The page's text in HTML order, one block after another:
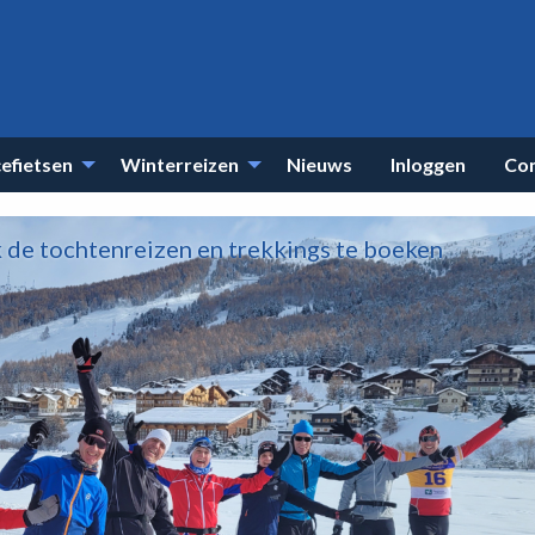
Winterreizen Nieuws Inloggen
tochtenreizen en trekkings te boeken